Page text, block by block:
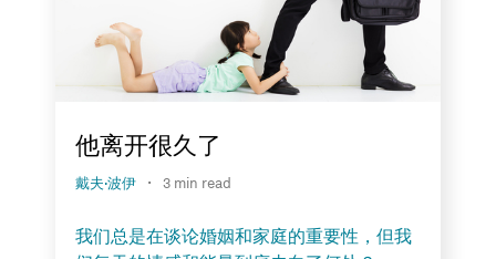
他离开很久了
戴夫·波伊 · 3 min read
我们总是在谈论婚姻和家庭的重要性，但我